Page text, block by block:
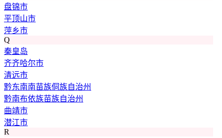
盘锦市
平顶山市
萍乡市
Q
秦皇岛
齐齐哈尔市
清远市
黔东南南苗族侗族自治州
黔南布依族苗族自治州
曲靖市
潜江市
R